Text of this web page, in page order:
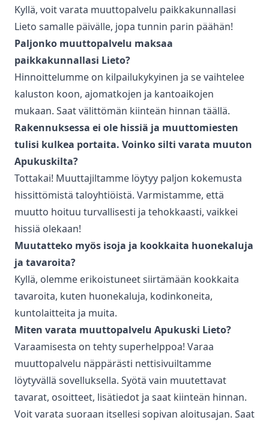
Kyllä, voit varata muuttopalvelu paikkakunnallasi
Lieto samalle päivälle, jopa tunnin parin päähän!
Paljonko muuttopalvelu maksaa
paikkakunnallasi Lieto?
Hinnoittelumme on kilpailukykyinen ja se vaihtelee
kaluston koon, ajomatkojen ja kantoaikojen
mukaan. Saat välittömän kiinteän hinnan täällä.
Rakennuksessa ei ole hissiä ja muuttomiesten
tulisi kulkea portaita. Voinko silti varata muuton
Apukuskilta?
Tottakai! Muuttajiltamme löytyy paljon kokemusta
hissittömistä taloyhtiöistä. Varmistamme, että
muutto hoituu turvallisesti ja tehokkaasti, vaikkei
hissiä olekaan!
Muutatteko myös isoja ja kookkaita huonekaluja
ja tavaroita?
Kyllä, olemme erikoistuneet siirtämään kookkaita
tavaroita, kuten huonekaluja, kodinkoneita,
kuntolaitteita ja muita.
Miten varata muuttopalvelu Apukuski Lieto?
Varaamisesta on tehty superhelppoa! Varaa
muuttopalvelu näppärästi nettisivuiltamme
löytyvällä sovelluksella. Syötä vain muutettavat
tavarat, osoitteet, lisätiedot ja saat kiinteän hinnan.
Voit varata suoraan itsellesi sopivan aloitusajan. Saat